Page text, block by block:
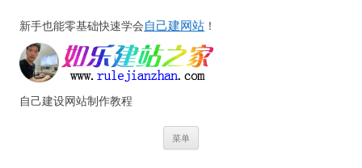
新手也能零基础快速学会自己建网站 ！
自己建设网站制作教程
菜单